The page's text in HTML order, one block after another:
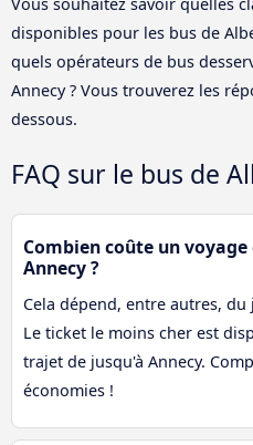
disponibles pour les bus de
quels opérateurs de bus
Annecy ? Vous trouverez les
dessous.
FAQ sur le bus de
Combien coûte un
Annecy ?
Cela dépend, entre autres,
Le ticket le moins cher est
trajet de jusqu'à Annecy.
économies !